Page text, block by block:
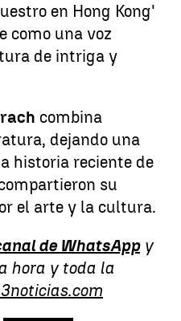
en Hong Kong'
como una voz
de intriga y
combina
dejando una
historia reciente de
su
el arte y la cultura.
de WhatsAppy
hora y toda la